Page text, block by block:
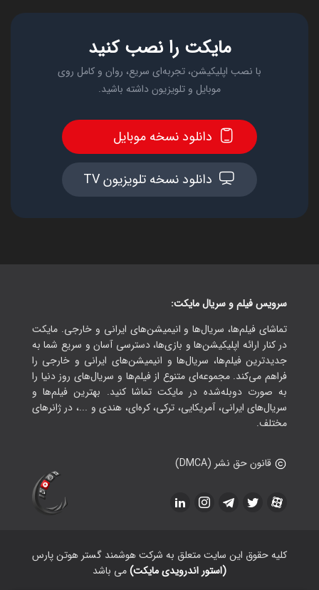
مایکت را نصب کنید
با نصب اپلیکیشن، تجربه‌ای سریع، روان و کامل روی
موبایل و تلویزیون داشته باشید.
دانلود نسخه موبایل
دانلود نسخه تلویزیون TV
سرویس فیلم و سریال مایکت:
تماشای فیلم‌ها، سریال‌ها و انیمیشن‌های ایرانی و خارجی. مایکت
در کنار ارائه اپلیکیشن‌ها و بازی‌ها، دسترسی آسان و سریع شما به
جدیدترین فیلم‌ها، سریال‌ها و انیمیشن‌های ایرانی و خارجی را
فراهم می‌کند. مجموعه‌ای متنوع از فیلم‌ها و سریال‌های روز دنیا را
به صورت دوبله‌شده در مایکت تماشا کنید. بهترین فیلم‌ها و
سریال‌های ایرانی، آمریکایی، ترکی، کره‌ای، هندی و ...، در ژانرهای
مختلف.
قانون حق نشر (DMCA)
کلیه حقوق این سایت متعلق به شرکت هوشمند گستر هوتن پارس
(استور اندرویدی مایکت)می باشد